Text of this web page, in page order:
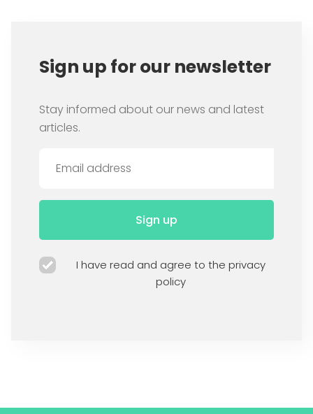
Sign up for our newsletter
Stay informed about our news and latest
articles.
Sign up
I have read and agree to the privacy
policy